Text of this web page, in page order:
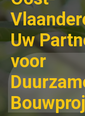
Uw
voor